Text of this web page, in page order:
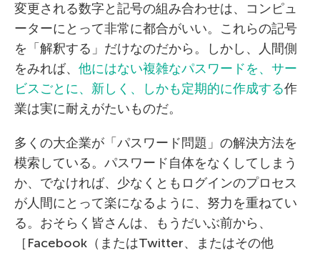
変更される数字と記号の組み合わせは、コンピュ
ーターにとって非常に都合がいい。これらの記号
を「解釈する」だけなのだから。しかし、人間側
をみれば、 他にはない複雑なパスワードを、サー
ビスごとに、新しく、しかも定期的に作成する作
業は実に耐えがたいものだ。
多くの大企業が「パスワード問題」の解決方法を
模索している。パスワード自体をなくしてしまう
か、でなければ、少なくともログインのプロセス
が人間にとって楽になるように、努力を重ねてい
る。おそらく皆さんは、もうだいぶ前から、
［Facebook（またはTwitter、またはその他